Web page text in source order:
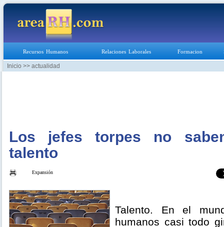
Recursos Humanos Relaciones Laborales Formacion
Inicio >> actualidad
Los jefes torpes no
talento
Expansión
Talento. En el
humanos casi todo